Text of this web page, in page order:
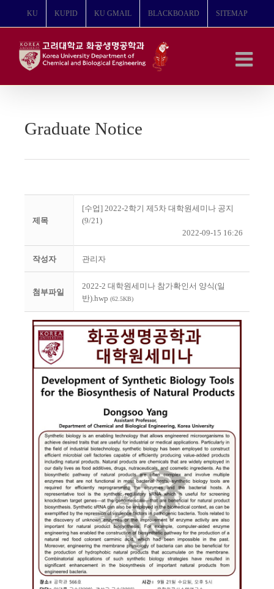
뛰
KU KUPID KU GMAIL BLACKBOARD SITEMAP
Graduate Notice
제목
[수업] 2022-2학기 제5차 대학원세미나 공지
(9/21)
2022-09-15 16:26
작성자 관리자
첨부파일
2022-2 대학원세미나 참가확인서 양식(일
반).hwp (62.5KB)